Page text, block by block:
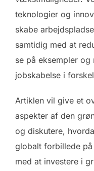
teknologier og
skabe
samtidig med at
se på eksempler
jobskabelse i
Artiklen vil give et
aspekter af den
og diskutere,
globalt forbillede
med at investere i